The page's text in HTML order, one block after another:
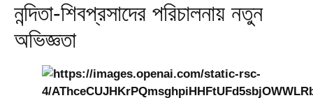
নন্দিতা-শিবপ্রসাদের পরিচালনায় নতুন
অভিজ্ঞতা